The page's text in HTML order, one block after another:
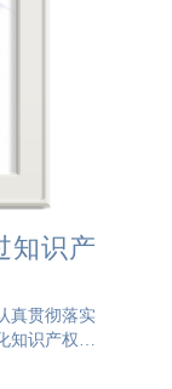
知识产
真贯彻落实
知识产权创
，实现对